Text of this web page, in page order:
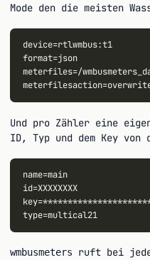
Mode den die meisten
device=rtlwmbus:t1
format=json
meterfiles=/
Und pro Zähler eine
ID, Typ und dem Key von
name=main
id=XXXXXXXX
type=multical21
wmbusmeters
ruft bei